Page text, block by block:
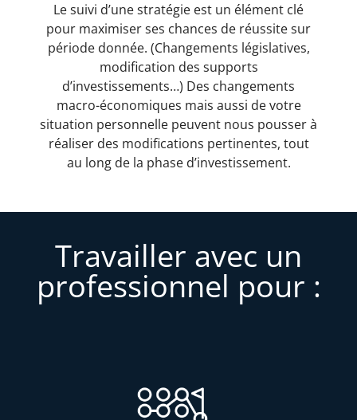
Le suivi d’une stratégie est un élément clé
pour maximiser ses chances de réussite sur
période donnée. (Changements législatives,
modification des supports
d’investissements…) Des changements
macro-économiques mais aussi de votre
situation personnelle peuvent nous pousser à
réaliser des modifications pertinentes, tout
au long de la phase d’investissement.
Travailler avec un
professionnel pour :